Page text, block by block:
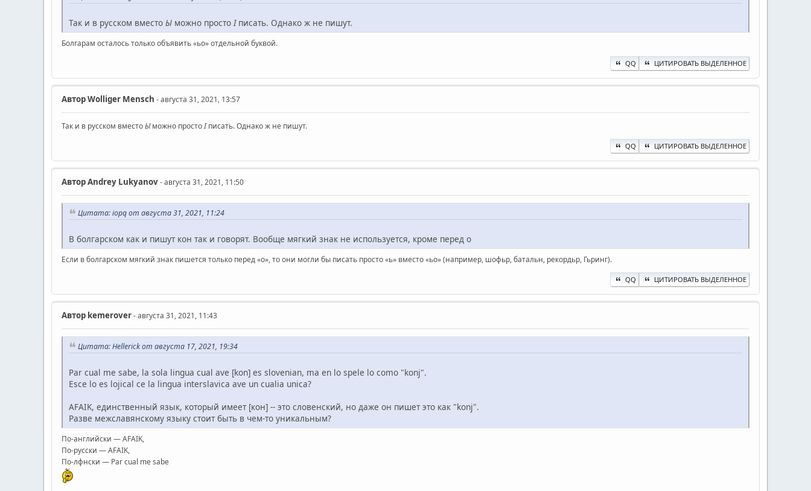
Так и в русском вместо Ы можно просто Іписать. Однако ж не пишут.
Болгарам осталось только объявить «ьо» отдельной буквой.
QQ ЦИТИРОВАТЬ ВЫДЕЛЕННОЕ
АвторWolliger Mensch - августа 31, 2021, 13:57
Так и в русском вместоЫможно простоІписать. Однако ж не пишут.
QQ ЦИТИРОВАТЬ ВЫДЕЛЕННОЕ
АвторAndrey Lukyanov- августа 31, 2021, 11:50
Цитата: iopq от августа 31, 2021, 11:24
В болгарском как и пишут кон так и говорят. Вообще мягкий знак не используется, кроме перед о
Если в болгарском мягкий знак пишется только перед «о», то они могли бы писать просто «ь» вместо «ьо» (например, шофьр, батальн, рекордьр, Гьринг).
QQ ЦИТИРОВАТЬ ВЫДЕЛЕННОЕ
Автор kemerover- августа 31, 2021, 11:43
Цитата: Hellerick от августа 17, 2021, 19:34
Par cual me sabe, la sola lingua cual ave [kon] es slovenian, ma en lo spele lo como "konj".
Esce lo es lojical ce la lingua interslavica ave un cualia unica?
AFAIK, единственный язык, который имеет [кон] -- это словенский, но даже он пишет это как "konj".
Разве межславянскому языку стоит быть в чем-то уникальным?
По-английски — AFAIK,
По-русски — AFAIK,
По-лфнски — Par cual me sabe